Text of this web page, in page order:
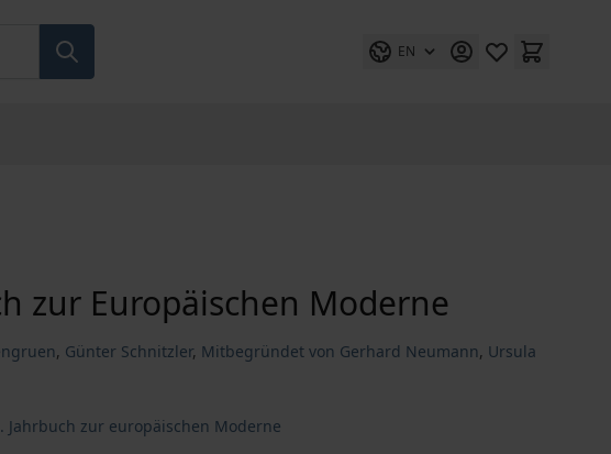
EN
zur Europäischen Moderne
, Günter Schnitzler, Mitbegründet von Gerhard Neumann, Ursula
Jahrbuch zur europäischen Moderne